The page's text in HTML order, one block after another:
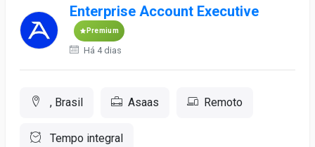
Enterprise Account Executive
Premium
Há 4 dias
, Brasil Asaas Remoto
Tempo integral